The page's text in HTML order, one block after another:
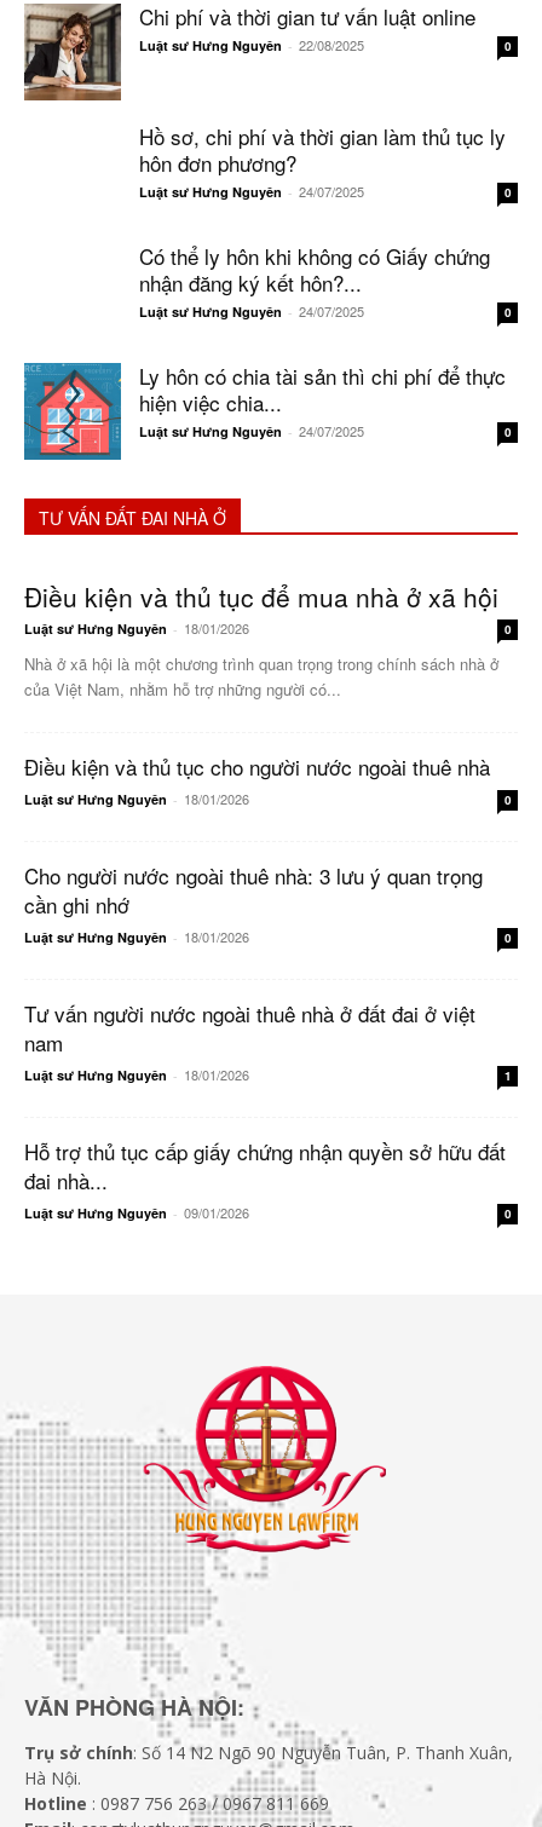
Chi phí và thời gian tư vấn luật online
Luật sư Hưng Nguyên - 22/08/2025 0
Hồ sơ, chi phí và thời gian làm thủ tục ly
hôn đơn phương?
Luật sư Hưng Nguyên - 24/07/2025 0
Có thể ly hôn khi không có Giấy chứng
nhận đăng ký kết hôn?...
Luật sư Hưng Nguyên - 24/07/2025 0
Ly hôn có chia tài sản thì chi phí để thực
hiện việc chia...
Luật sư Hưng Nguyên - 24/07/2025 0
TƯ VẤN ĐẤT ĐAI NHÀ Ở
Điều kiện và thủ tục để mua nhà ở xã hội
Luật sư Hưng Nguyên - 18/01/2026 0
Nhà ở xã hội là một chương trình quan trọng trong chính sách nhà ở
của Việt Nam, nhằm hỗ trợ những người có...
Điều kiện và thủ tục cho người nước ngoài thuê nhà
Luật sư Hưng Nguyên - 18/01/2026 0
Cho người nước ngoài thuê nhà: 3 lưu ý quan trọng
cần ghi nhớ
Luật sư Hưng Nguyên - 18/01/2026 0
Tư vấn người nước ngoài thuê nhà ở đất đai ở việt
nam
Luật sư Hưng Nguyên - 18/01/2026 1
Hỗ trợ thủ tục cấp giấy chứng nhận quyền sở hữu đất
đai nhà...
Luật sư Hưng Nguyên - 09/01/2026 0
VĂN PHÒNG HÀ NỘI:
Trụ sở chính: Số 14 N2 Ngõ 90 Nguyễn Tuân, P. Thanh Xuân,
Hà Nội.
Hotline : 0987 756 263 / 0967 811 669